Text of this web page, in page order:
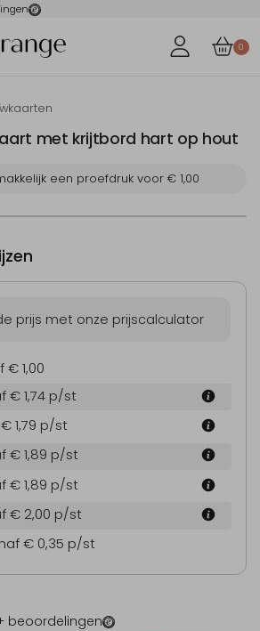
0
met krijtbord hart op hout
een proefdruk voor € 1,00
beoordelingen
prijs met onze prijscalculator
€ 1,00
€ 1,74 p/st
1,79 p/st
€ 1,89 p/st
€ 1,89 p/st
€ 2,00 p/st
€ 0,35 p/st